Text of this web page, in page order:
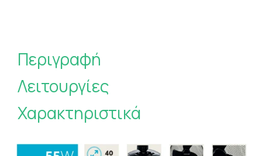
Περιγραφή
Λειτουργίες
Χαρακτηριστικά